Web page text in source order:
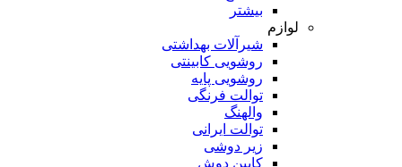
بیشتر
لوازم
شیرآلات بهداشتی
روشویی کابینتی
روشویی پایه
توالت فرنگی
والهنگ
توالت ایرانی
زیر دوشی
کابین دوش